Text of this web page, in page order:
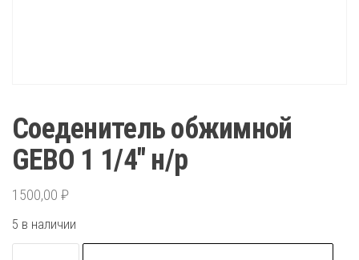
Соеденитель обжимной
GEBO 1 1/4″ н/р
1500,00 ₽
5 в наличии